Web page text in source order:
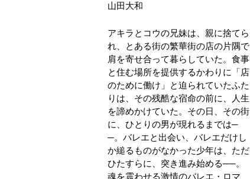
山田大和
アキラとコウの兄妹は、親に捨てら
れ、とある街の繁華街の店の片隅で
肩を寄せ合って暮らしていた。食事
と住む場所を提供するかわりに「店
のために働け」と迫られていたふた
りは、その残酷な宿命の前に、人生
を諦めかけていた。その日、その街
に、ひとりの男が現れるまでは─
─。バレエと出会い、バレエだけし
か縋るものがなかった少年は、ただ
ひたすらに、突き進み始める──。
魂を震わせる激情のバレエ・ロマ